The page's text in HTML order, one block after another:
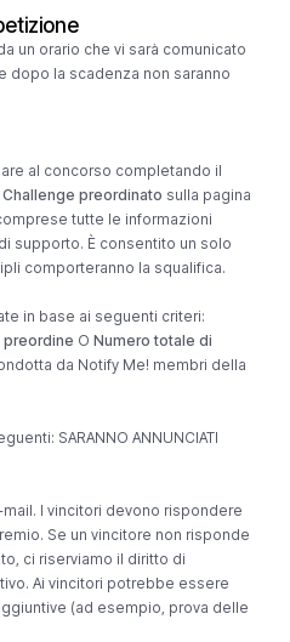
un orario che vi sarà comunicato
dopo la scadenza non saranno
al concorso completando il
preordinato sulla pagina
tutte le informazioni
supporto. È consentito un solo
comporteranno la squalifica.
in base ai seguenti criteri:
preordine O Numero totale di
da Notify Me! membri della
SARANNO ANNUNCIATI
I vincitori devono rispondere
Se un vincitore non risponde
ci riserviamo il diritto di
Ai vincitori potrebbe essere
(ad esempio, prova delle